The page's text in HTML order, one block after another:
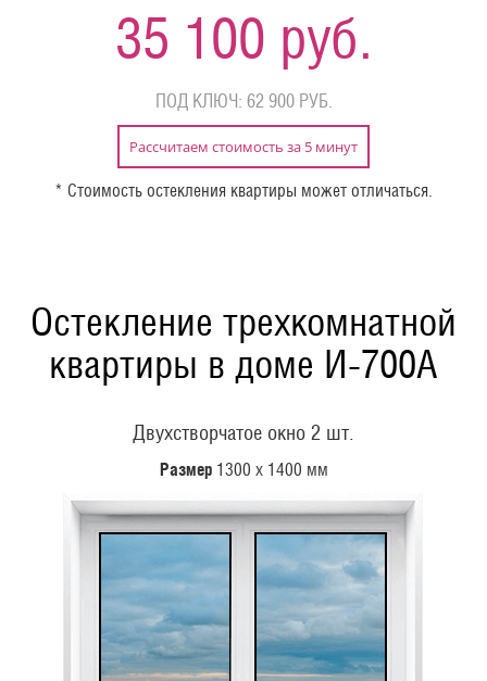
35 100 руб.
ПОД КЛЮЧ: 62 900 РУБ.
Рассчитаем стоимость за 5 минут
* Стоимость остекления квартиры может отличаться.
Остекление трехкомнатной
квартиры в доме И-700А
Двухстворчатое окно 2 шт.
Размер1300 х 1400 мм